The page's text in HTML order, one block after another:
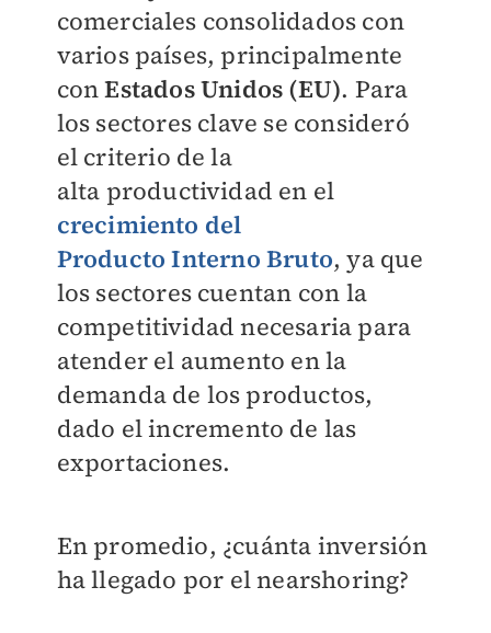
comerciales consolidados con
varios países, principalmente
conEstados Unidos (EU). Para
los sectores clave se consideró
el criterio de la
alta productividad en el
crecimiento del
ProductoInterno Bruto, ya que
los sectores cuentan con la
competitividad necesaria para
atender el aumento en la
demanda de los productos,
dado el incremento de las
exportaciones.
En promedio, ¿cuánta inversión
ha llegado por el nearshoring?